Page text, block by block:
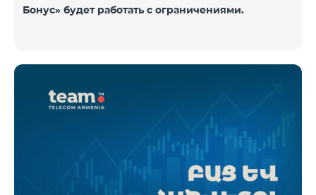
Бонус» будет работать с ограничениями.